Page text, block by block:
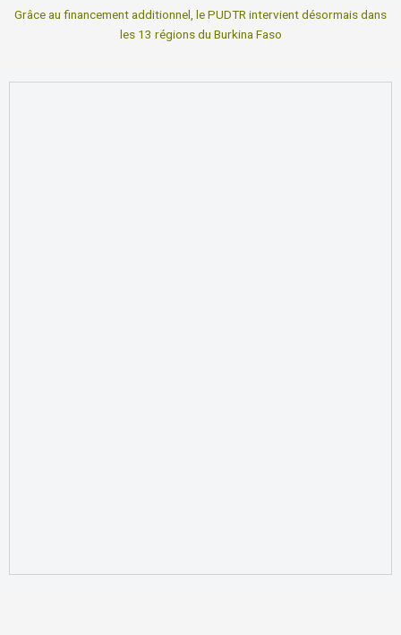
Grâce au financement additionnel, le PUDTR intervient désormais dans
les 13 régions du Burkina Faso